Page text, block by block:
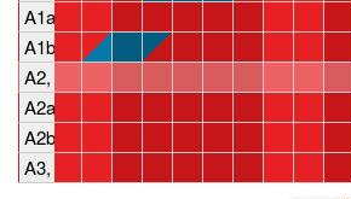
A1a, 4-5 osob, 2 ložnice
A1b, 4-5 osob, 2 ložnice
A2, 2-3 osoby, 1 ložnice
A2a, 2-3 osoby, 1 ložnice
A2b, 4-5 osob, 2 ložnice
A3, 4-5 osob, 2 ložnice